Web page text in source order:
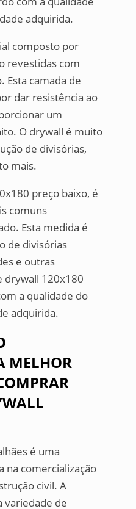
adquirida.
composto por
revestidas com
Esta camada de
dar resistência ao
um
O drywall é muito
de divisórias,
mais.
preço baixo, é
comuns
Esta medida é
de divisórias
e outras
drywall 120x180
a qualidade do
adquirida.
MELHOR
é uma
na comercialização
civil. A
variedade de